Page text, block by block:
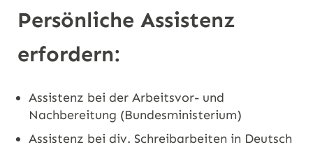
Persönliche Assistenz
erfordern:
Assistenz bei der Arbeitsvor- und
Nachbereitung (Bundesministerium)
Assistenz bei div. Schreibarbeiten in Deutsch